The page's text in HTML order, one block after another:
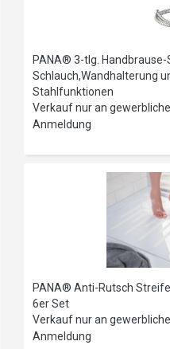
PANA® 3-tlg.
Schlauch,Wandhalterung
Stahlfunktionen
Verkauf nur an
Anmeldung
PANA® Anti-Rutsch
6er Set
Verkauf nur an
Anmeldung